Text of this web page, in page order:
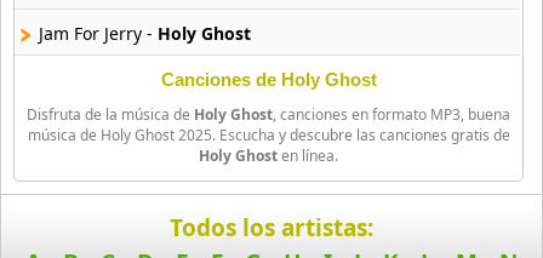
Benson Boone
16 músicas online
Beret
50 músicas online
Big Time Rush
14 músicas online
Jam For Jerry - Holy Ghost
Canciones de Holy Ghost
Disfruta de la música de Holy Ghost, canciones en formato MP3, buena
música de Holy Ghost 2025. Escucha y descubre las canciones gratis de
Holy Ghosten línea.
Todos los artistas: